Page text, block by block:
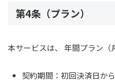
第4条（プラン）
本サービスは、 年間プラン（
契約期間：初回決済日か